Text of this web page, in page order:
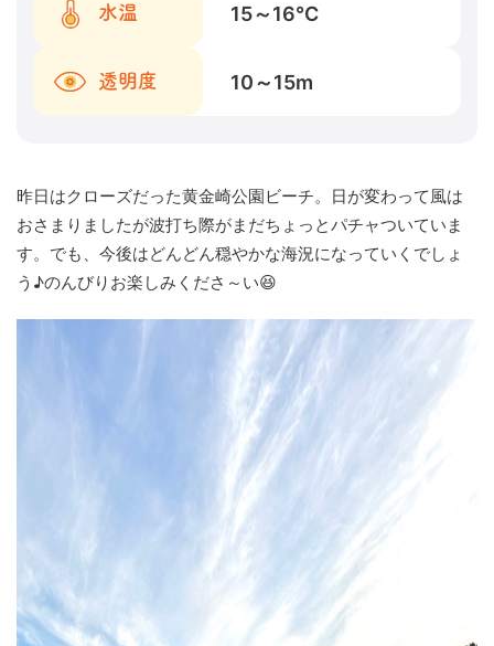
水温 15～16℃
透明度 10～15m
昨日はクローズだった黄金崎公園ビーチ。日が変わって風は
おさまりましたが波打ち際がまだちょっとパチャついていま
す。でも、今後はどんどん穏やかな海況になっていくでしょ
う♪のんびりお楽しみくださ～い😆